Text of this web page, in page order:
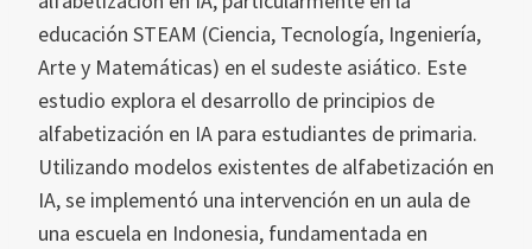
educación STEAM (Ciencia, Tecnología, Ingeniería,
Arte y Matemáticas) en el sudeste asiático. Este
estudio explora el desarrollo de principios de
alfabetización en IA para estudiantes de primaria.
Utilizando modelos existentes de alfabetización en
IA, se implementó una intervención en un aula de
una escuela en Indonesia, fundamentada en